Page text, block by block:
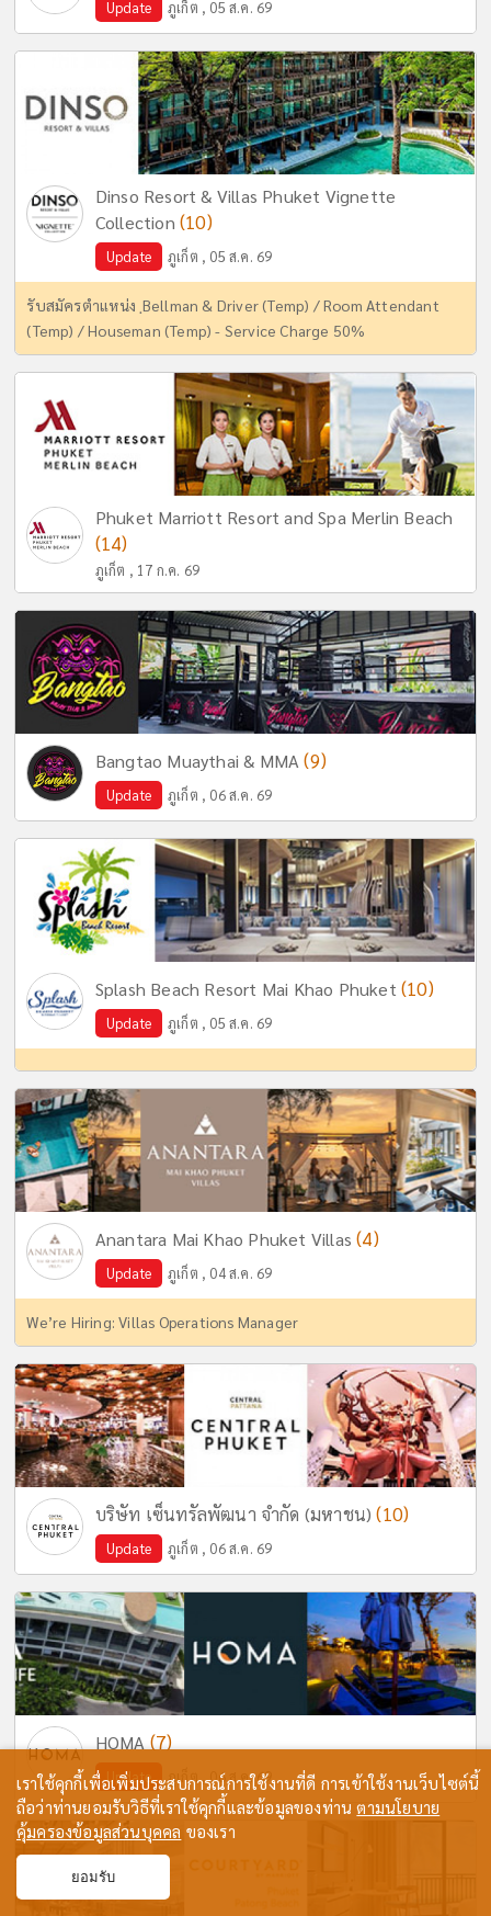
Update ภูเก็ต , 05 ส.ค. 69
Dinso Resort & Villas Phuket Vignette
Collection (10)
Update ภูเก็ต , 05 ส.ค. 69
รับสมัครตำแหน่ง ฺBellman & Driver (Temp) / Room Attendant
(Temp) / Houseman (Temp) - Service Charge 50%
Phuket Marriott Resort and Spa Merlin Beach
(14)
ภูเก็ต , 17 ก.ค. 69
Bangtao Muaythai & MMA(9)
Update ภูเก็ต , 06 ส.ค. 69
Splash Beach Resort Mai Khao Phuket (10)
Update ภูเก็ต , 05 ส.ค. 69
Anantara Mai Khao Phuket Villas(4)
Update ภูเก็ต , 04 ส.ค. 69
We’re Hiring: Villas Operations Manager
บริษัท เซ็นทรัลพัฒนา จำกัด (มหาชน)(10)
Update ภูเก็ต , 06 ส.ค. 69
HOMA (7)
Update ภูเก็ต , 06 ส.ค. 69
เราใช้คุกกี้เพื่อเพิ่มประสบการณ์การใช้งานที่ดี การเข้าใช้งานเว็บไซต์นี้
ถือว่าท่านยอมรับวิธีที่เราใช้คุกกี้และข้อมูลของท่านตามนโยบาย
คุ้มครองข้อมูลส่วนบุคคล ของเรา
ยอมรับ